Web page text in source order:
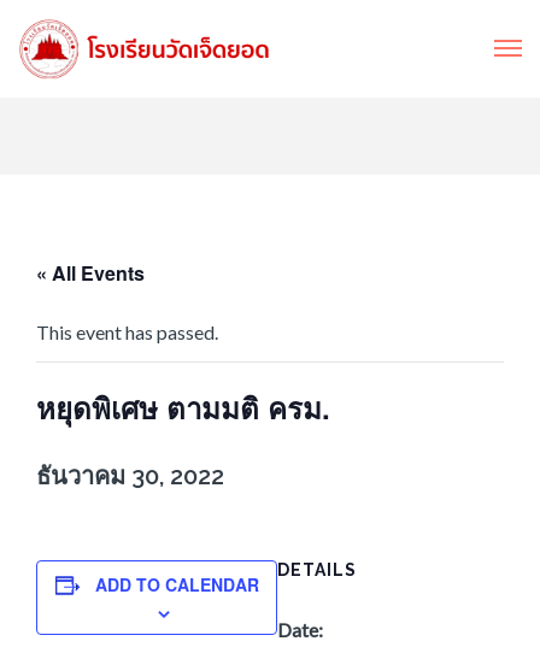
« All Events
This event has passed.
หยุดพิเศษ ตามมติ ครม.
ธันวาคม 30, 2022
ADD TO CALENDAR
DETAILS
Date: